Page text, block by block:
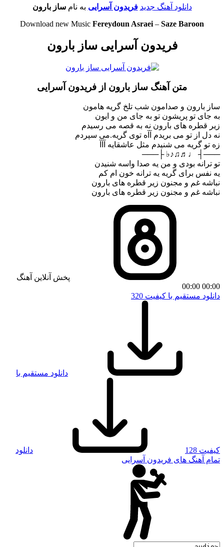
دانلود آهنگ جدید فریدون آسرایی به نامساز بارون
Download new Music Fereydoun Asraei – Saze Baroon
فریدون آسرایی ساز بارون
متن آهنگ ساز بارون از فریدون آسرایی
ساز بارون و صدامون شب تلخ گریه هامون
به جای تو پریشون تو به جای من و ایون
زیر قطره های بارون نه به قصه می رسیدم
نه دل از تو می بریدم آآه توی گریه.می سپردم
زه تو گریه می شنیدم مثل عاشقایه آآآ
───┤ ♩♬♫♪♭ ├───
تو ترانه بودی و من یه صدا واسه شنیدن
یه نفس برای گریه یه ترانه خون ام کم
نباشه غم و مجنون زیر قطره های بارون
نباشه غم و مجنون زیر قطره های بارون
پخش آنلاین آهنگ
00:00
00:00
دانلود مستقیم با کیفیت 320
دانلود مستقیم با
کیفیت 128
دانلود
تمام آهنگ های فریدون آسرایی